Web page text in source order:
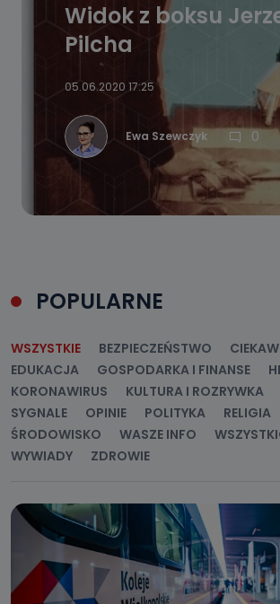
Widok z boksu
Pilcha
05.06.2020 17:25
Ewa Szewczyk 0
POPULARNE
WSZYSTKIE BEZPIECZEŃSTWO
EDUKACJA
GOSPODARKA I FINANSE
KORONAWIRUS
KULTURA I ROZRYWKA
SYGNALE
OPINIE POLITYKA RELIGIA
ŚRODOWISKO
WASZE INFO
WYWIADY
ZDROWIE